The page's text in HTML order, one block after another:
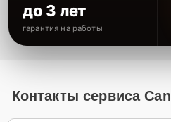
до 3 лет
гарантия на работы
Контакты сервиса